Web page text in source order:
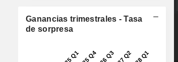
Ganancias trimestrales - Tasa
de sorpresa